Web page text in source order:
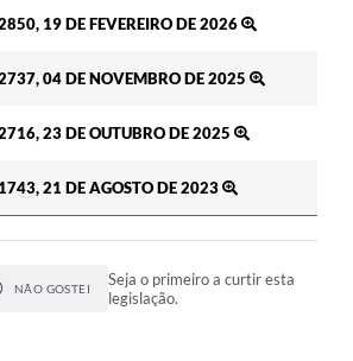
19 DE FEVEREIRO DE 2026
04 DE NOVEMBRO DE 2025
23 DE OUTUBRO DE 2025
21 DE AGOSTO DE 2023
NÃO GOSTEI
Seja o primeiro a curtir esta
legislação.